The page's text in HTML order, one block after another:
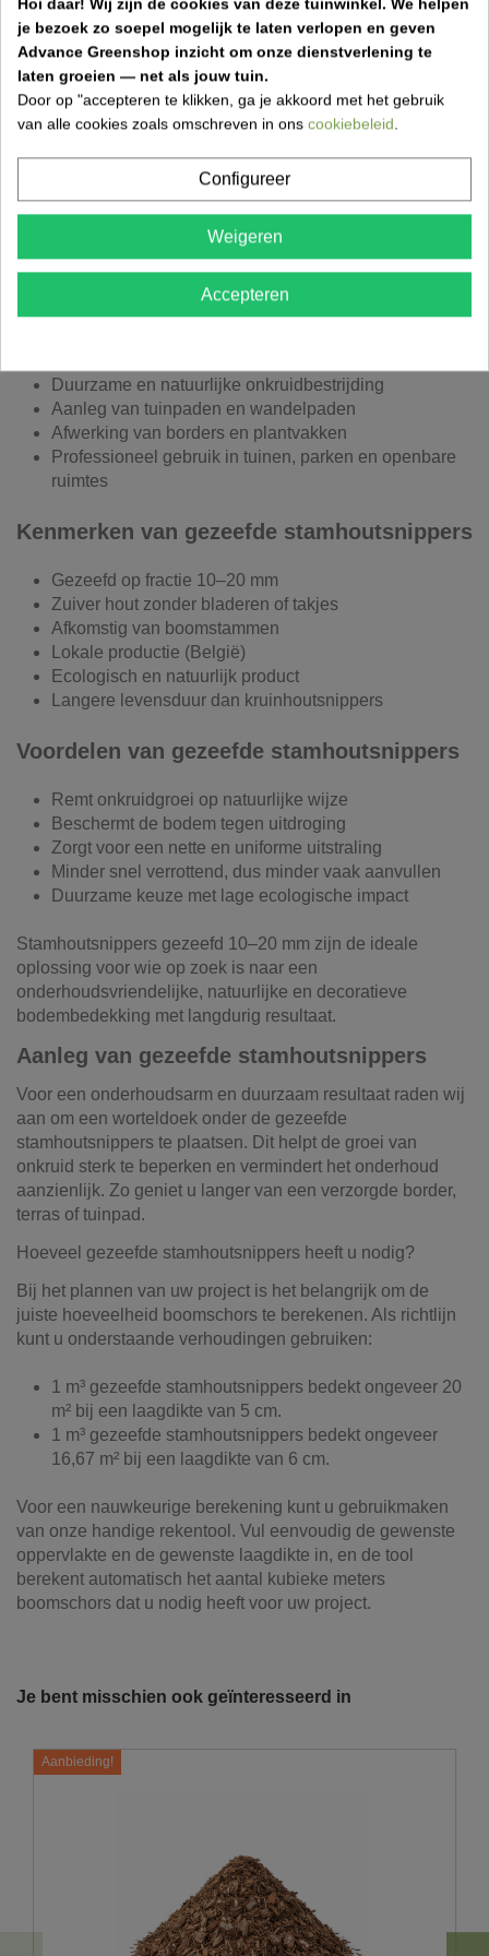
boomstammen die niet verder verwerkt kunnen worden tot
brandhout. Dankzij de zorgvuldige zeving bevatten deze
snippers geen bladeren of takjes, wat zorgt voor een nette
en uniforme uitstraling. De snippers zijn van lokale
Belgische oorsprong en vormen een ecologisch
verantwoorde keuze voor tuin en landschap.
Door hun stevige structuur hebben stamhoutsnippers een
langere levensduur dan kruinhoutsnippers, waardoor ze
beschermende functie behouden.
Toepassingen van gezeefde
stamhoutsnippers
Duurzame en natuurlijke onkruidbestrijding
Aanleg van tuinpaden en wandelpaden
Afwerking van borders en plantvakken
Professioneel gebruik in tuinen, parken en openbare
ruimtes
Kenmerken van gezeefde stamhoutsnippers
Gezeefd op fractie 10–20 mm
Zuiver hout zonder bladeren of takjes
Afkomstig van boomstammen
Lokale productie (België)
Ecologisch en natuurlijk product
Langere levensduur dan kruinhoutsnippers
Voordelen van gezeefde stamhoutsnippers
Remt onkruidgroei op natuurlijke wijze
Beschermt de bodem tegen uitdroging
Zorgt voor een nette en uniforme uitstraling
Minder snel verrottend, dus minder vaak aanvullen
Duurzame keuze met lage ecologische impact
Stamhoutsnippers gezeefd 10–20 mm zijn de ideale
oplossing voor wie op zoek is naar een
onderhoudsvriendelijke, natuurlijke en decoratieve
bodembedekking met langdurig resultaat.
Aanleg van gezeefde stamhoutsnippers
Voor een onderhoudsarm en duurzaam resultaat raden wij
aan om een worteldoek onder de gezeefde
stamhoutsnippers te plaatsen. Dit helpt de groei van
onkruid sterk te beperken en vermindert het onderhoud
aanzienlijk. Zo geniet u langer van een verzorgde border,
terras of tuinpad.
Hoeveel gezeefde stamhoutsnippers heeft u nodig?
Bij het plannen van uw project is het belangrijk om de
juiste hoeveelheid boomschors te berekenen. Als richtlijn
kunt u onderstaande verhoudingen gebruiken:
1 m³ gezeefde stamhoutsnippers bedekt ongeveer 20
m² bij een laagdikte van 5 cm.
1 m³ gezeefde stamhoutsnippers bedekt ongeveer
16,67 m² bij een laagdikte van 6 cm.
Voor een nauwkeurige berekening kunt u gebruikmaken
van onze handige rekentool. Vul eenvoudig de gewenste
oppervlakte en de gewenste laagdikte in, en de tool
berekent automatisch het aantal kubieke meters
boomschors dat u nodig heeft voor uw project.
Productnaam Gezeefde stamhoutsnippers
Origine
grond, grind, schors, ...
beschikken over de modernste trucks, die voldoen aan de
variëren van 10m³ tot 30m³.
U wenst graag een losse levering?
Je bent misschien ook geïnteresseerd in
Aanbieding!
je bezoek zo soepel mogelijk te laten verlopen en geven
Advance Greenshop inzicht om onze dienstverlening te
laten groeien — net als jouw tuin.
Door op "accepteren te klikken, ga je akkoord met het gebruik
van alle cookies zoals omschreven in ons cookiebeleid
Configureer
Weigeren
Accepteren